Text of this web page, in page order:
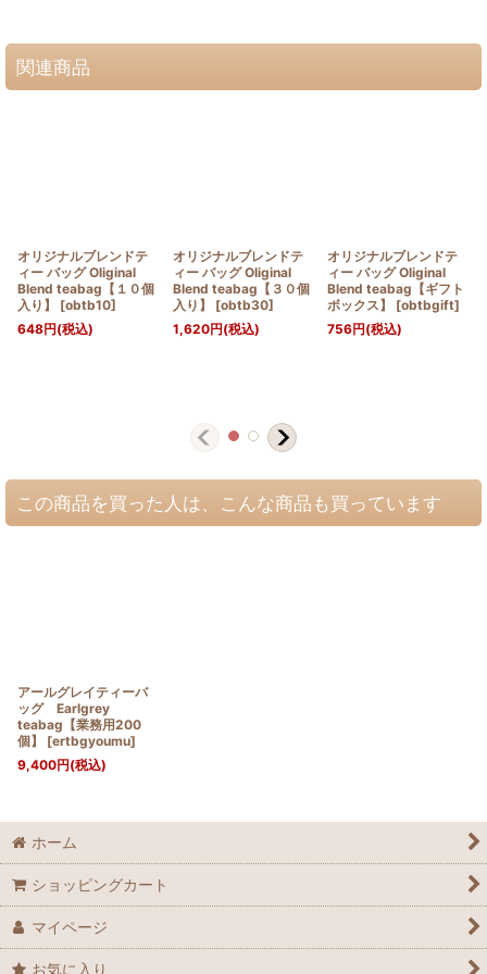
関連商品
オリジナルブレンドテ
ィー バッグ Oliginal
Blend teabag【１０個
入り】
[obtb10]
648円(税込)
オリジナルブレンドテ
ィー バッグ Oliginal
Blend teabag【３０個
入り】
[obtb30]
1,620円(税込)
オリジナルブレンドテ
ィー バッグ Oliginal
Blend teabag【ギフト
ボックス】
[obtbgift]
756円(税込)
この商品を買った人は、こんな商品も買っています
アールグレイティーバ
ッグ Earlgrey
teabag【業務用200
個】
[ertbgyoumu]
9,400円(税込)
ホーム
ショッピングカート
マイページ
お気に入り